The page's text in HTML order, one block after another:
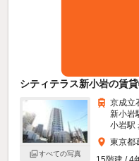
シティテラス新小岩の賃
すべての写真
京成立
新小岩
小岩駅
東京都